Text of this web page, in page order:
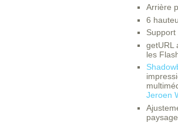
Arrière
6
getURL
les
Jeroen